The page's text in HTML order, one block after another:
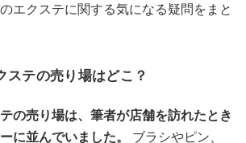
エクステに関する気になる疑問をまと
ステの売り場はどこ？
の売り場は、筆者が店舗を訪れたとき
に並んでいました。
ブラシやピン、